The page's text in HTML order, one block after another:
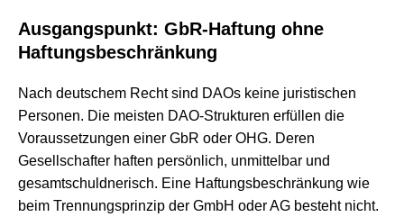
Ausgangspunkt: GbR-Haftung ohne
Haftungsbeschränkung
Nach deutschem Recht sind DAOs keine juristischen
Personen. Die meisten DAO-Strukturen erfüllen die
Voraussetzungen einer GbR oder OHG. Deren
Gesellschafter haften persönlich, unmittelbar und
gesamtschuldnerisch. Eine Haftungsbeschränkung wie
beim Trennungsprinzip der GmbH oder AG besteht nicht.